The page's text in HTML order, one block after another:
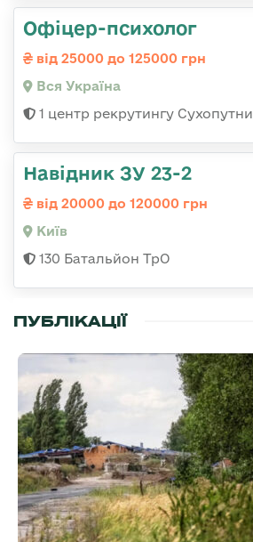
Офіцер-психолог
від 25000 до 125000 грн
Вся Україна
1 центр рекрутингу
Навідник ЗУ 23-2
від 20000 до 120000 грн
Київ
130 Батальйон ТрО
ПУБЛІКАЦІЇ